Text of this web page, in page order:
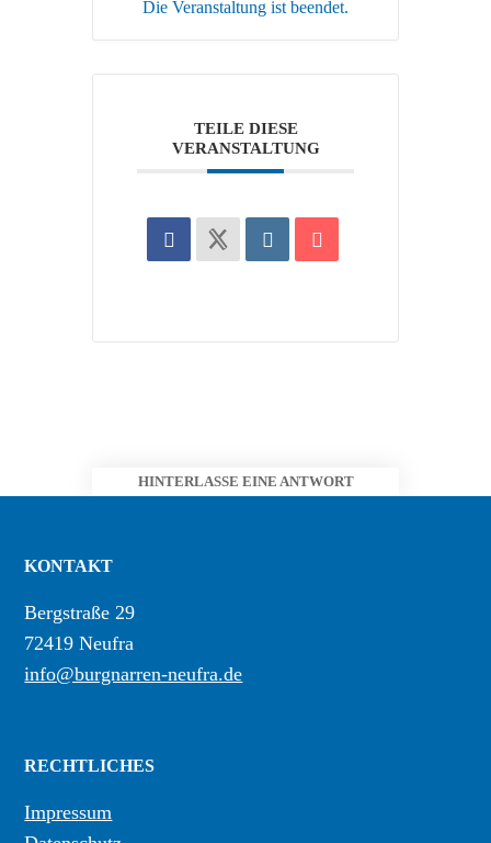
Die Veranstaltung ist beendet.
TEILE DIESE
VERANSTALTUNG
HINTERLASSE EINE ANTWORT
KONTAKT
Bergstraße 29
72419 Neufra
info@burgnarren-neufra.de
RECHTLICHES
Impressum